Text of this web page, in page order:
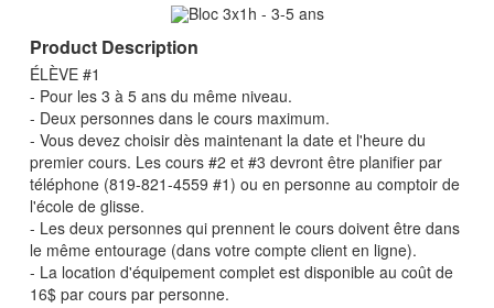
Product Description
ÉLÈVE #1
- Pour les 3 à 5 ans du même niveau.
- Deux personnes dans le cours maximum.
- Vous devez choisir dès maintenant la date et l'heure du
premier cours. Les cours #2 et #3 devront être planifier par
téléphone (819-821-4559 #1) ou en personne au comptoir de
l'école de glisse.
- Les deux personnes qui prennent le cours doivent être dans
le même entourage (dans votre compte client en ligne).
- La location d'équipement complet est disponible au coût de
16$ par cours par personne.